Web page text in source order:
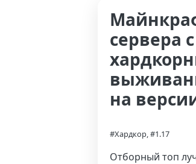
сервера с
на
#Хардкор, #1.17
Отборный топ